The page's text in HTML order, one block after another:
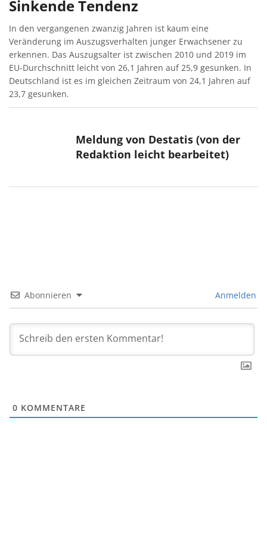
Sinkende Tendenz
In den vergangenen zwanzig Jahren ist kaum eine
Veränderung im Auszugsverhalten junger Erwachsener zu
erkennen. Das Auszugsalter ist zwischen 2010 und 2019 im
EU-Durchschnitt leicht von 26,1 Jahren auf 25,9 gesunken. In
Deutschland ist es im gleichen Zeitraum von 24,1 Jahren auf
23,7 gesunken.
Meldung von Destatis (von der
Redaktion leicht bearbeitet)
Abonnieren Anmelden
0 KOMMENTARE